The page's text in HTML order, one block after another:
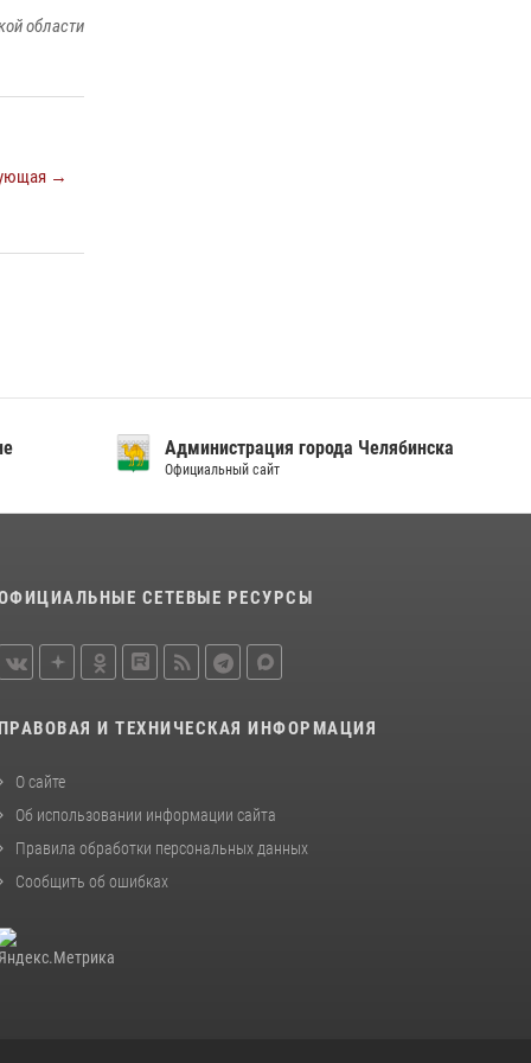
области
→
Администрация города Челябинска
Официальный сайт
СЕТЕВЫЕ РЕСУРСЫ
ПРАВОВАЯ И ТЕХНИЧЕСКАЯ ИНФОРМАЦИЯ
О сайте
Об использовании информации сайта
Правила обработки персональных данных
Сообщить об ошибках